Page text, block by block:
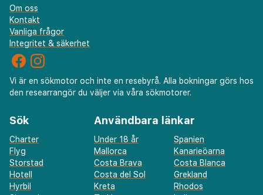
Om oss
Kontakt
Vanliga frågor
Integritet & säkerhet
Vi är en sökmotor och inte en resebyrå. Alla bokningar görs hos
den researrangör du väljer via våra sökmotorer.
Sök
Charter
Flyg
Storstad
Hotell
Hyrbil
Användbara länkar
Under 18 år
Spanien
Mallorca
Kanarieöarna
Costa Brava
Costa Blanca
Costa del Sol
Grekland
Kreta
Rhodos